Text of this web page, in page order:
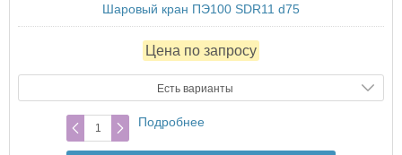
Шаровый кран ПЭ100 SDR11 d75
Цена по запросу
Есть варианты
Подробнее